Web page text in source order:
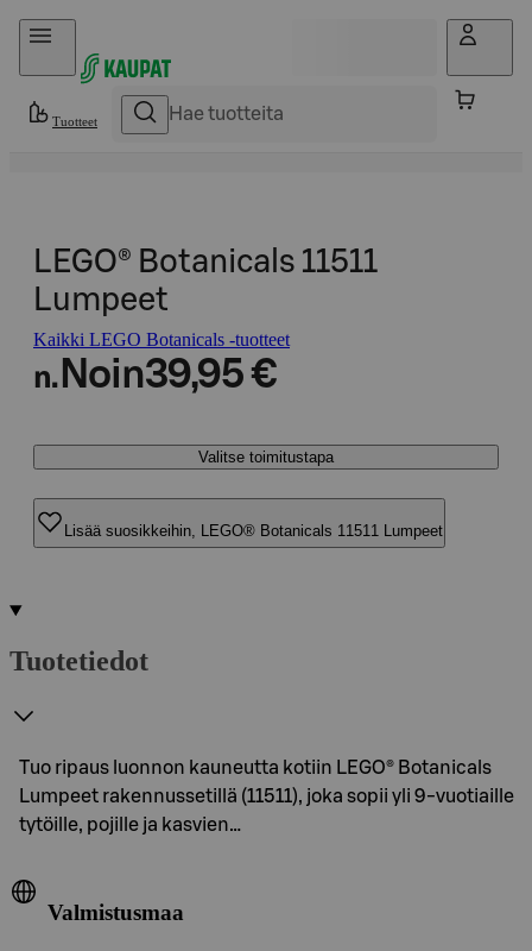
Hyppää sisältöön
Tuotteet
LEGO® Botanicals 11511
Lumpeet
Kaikki LEGO Botanicals -tuotteet
n. Noin39,95 €
Valitse toimitustapa
Lisää suosikkeihin, LEGO® Botanicals 11511 Lumpeet
Tuotetiedot
Tuo ripaus luonnon kauneutta kotiin LEGO® Botanicals
Lumpeet rakennussetillä (11511), joka sopii yli 9-vuotiaille
tytöille, pojille ja kasvien…
Valmistusmaa